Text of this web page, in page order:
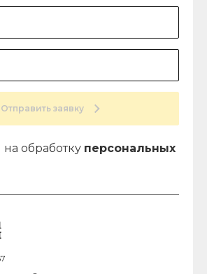
Отправить заявку
на обработку персональных